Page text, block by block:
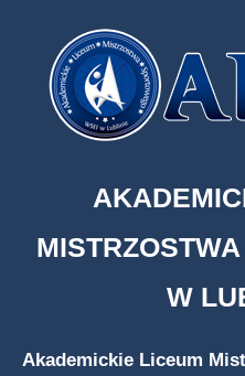
W
Akademickie Liceum